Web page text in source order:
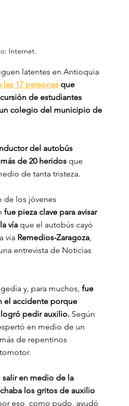
Internet.
latentes en Antioquia
17 personas que
de estudiantes
colegio del municipio de
del autobús
de 20 heridos que
de tanta tristeza.
de los jóvenes
fue pieza clave para avisar
vía que el autobús cayó
vía Remedios-Zaragoza
entrevista de Noticias
y, para muchos, fue
el accidente porque
pedir auxilio. Según
en medio de un
de repentinos
en medio de la
los gritos de auxilio
eso, como pudo, ayudó